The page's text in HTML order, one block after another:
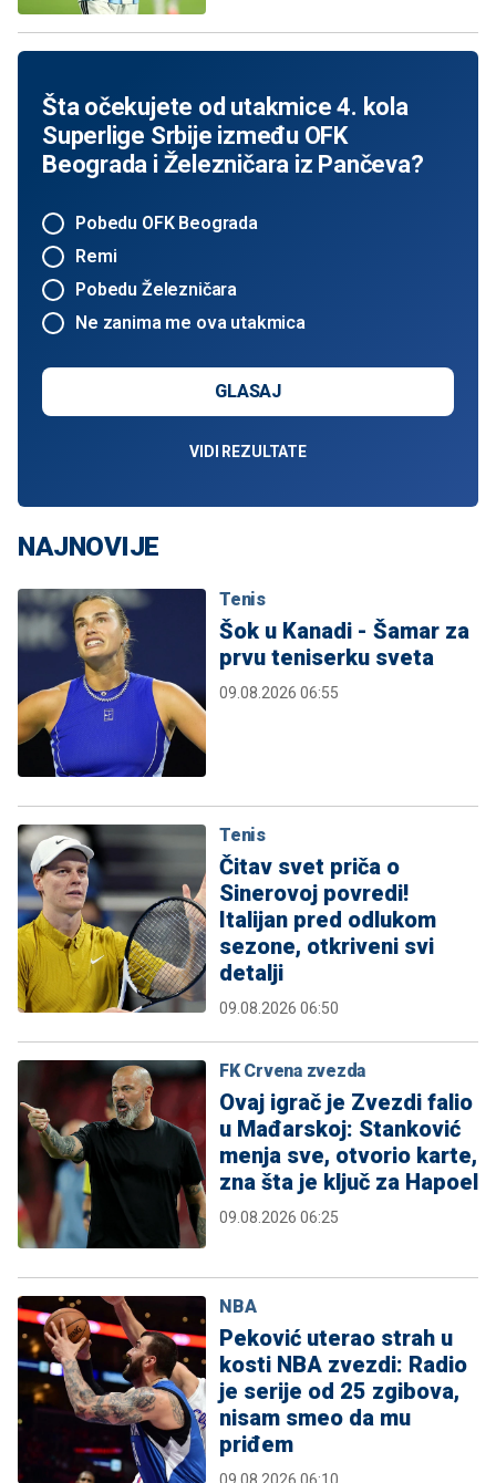
Šta očekujete od utakmice 4. kola
Superlige Srbije između OFK
Beograda i Železničara iz Pančeva?
Pobedu OFK Beograda
Remi
Pobedu Železničara
Ne zanima me ova utakmica
GLASAJ
VIDI REZULTATE
NAJNOVIJE
Tenis
Šok u Kanadi - Šamar za
prvu teniserku sveta
09.08.2026 06:55
Tenis
Čitav svet priča o
Sinerovoj povredi!
Italijan pred odlukom
sezone, otkriveni svi
detalji
09.08.2026 06:50
FK Crvena zvezda
Ovaj igrač je Zvezdi falio
u Mađarskoj: Stanković
menja sve, otvorio karte,
zna šta je ključ za Hapoel
09.08.2026 06:25
NBA
Peković uterao strah u
kosti NBA zvezdi: Radio
je serije od 25 zgibova,
nisam smeo da mu
priđem
09.08.2026 06:10